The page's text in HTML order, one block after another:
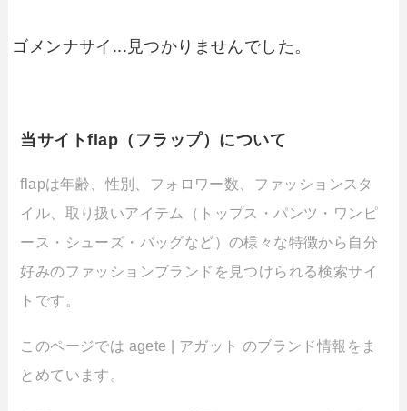
ゴメンナサイ...見つかりませんでした。
当サイトflap（フラップ）について
flapは年齢、性別、フォロワー数、ファッションスタ
イル、取り扱いアイテム（トップス・パンツ・ワンピ
ース・シューズ・バッグなど）の様々な特徴から自分
好みのファッションブランドを見つけられる検索サイ
トです。
このページでは agete | アガット のブランド情報をま
とめています。